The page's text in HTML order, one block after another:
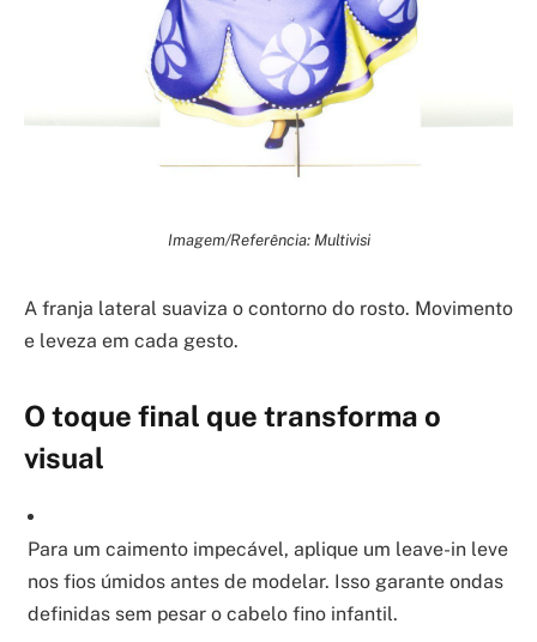
Imagem/Referência: Multivisi
A franja lateral suaviza o contorno do rosto. Movimento
e leveza em cada gesto.
O toque final que transforma o
visual
Para um caimento impecável, aplique um leave-in leve
nos fios úmidos antes de modelar. Isso garante ondas
definidas sem pesar o cabelo fino infantil.